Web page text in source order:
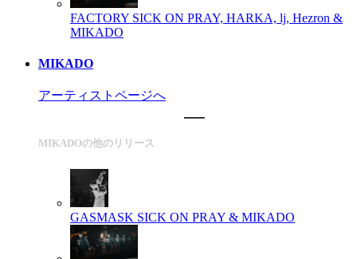
FACTORY SICK ON PRAY, HARKA, lj, Hezron &
MIKADO
MIKADO
アーティストページへ
MIKADOの他のリリース
GASMASK SICK ON PRAY & MIKADO